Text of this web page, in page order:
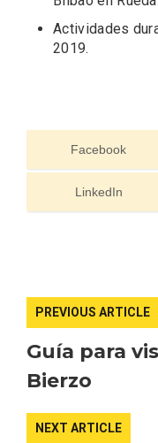
Actividades
2019.
Facebook
LinkedIn
PREVIOUS ARTICLE
Guía para
Bierzo
NEXT ARTICLE
Castilla y León